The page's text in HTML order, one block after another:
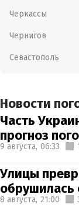
Черкассы
Чернигов
Севастополь
Новости
Часть
прогноз
9 августа, 06:33
Улицы
обрушилась
8 августа, 21:00